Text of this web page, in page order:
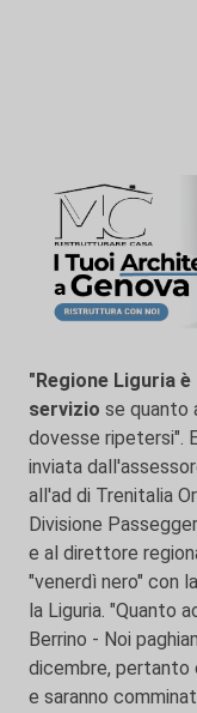
"Regione Liguria
servizio se quanto
dovesse ripetersi".
inviata
all'ad di Trenitalia
Divisione
e al direttore
"venerdì nero" con
la Liguria. "Quanto
Berrino - Noi
dicembre, pertanto
e saranno